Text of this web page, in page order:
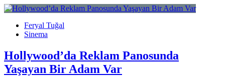
Feryal Tuğal
Sinema
Hollywood’da Reklam Panosunda
Yaşayan Bir Adam Var